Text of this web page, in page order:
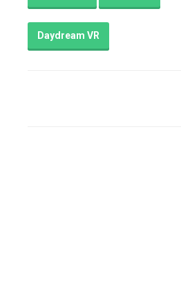
Daydream VR